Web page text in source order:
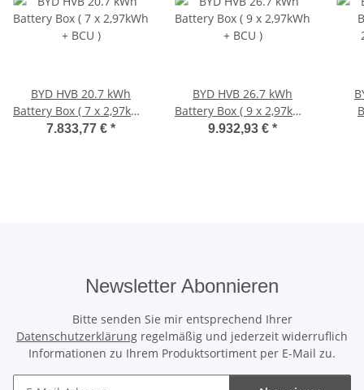
BYD HVB 20.7 kWh
Battery Box ( 7 x 2,97kWh
+ BCU )
7.833,77 € *
BYD HVB 26.7 kWh
Battery Box ( 9 x 2,97kWh
+ BCU )
9.932,93 € *
Newsletter Abonnieren
Bitte senden Sie mir entsprechend Ihrer
Datenschutzerklärung regelmäßig und jederzeit widerruflich
Informationen zu Ihrem Produktsortiment per E-Mail zu.